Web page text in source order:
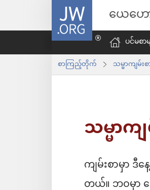
JW.ORG ယေဟေ
ပင်မစ
စာကြည့်တိုက် သမ္မာကျမ်း
သမ္မာက
ကျမ်းစာမှာ
တယ်။ ဘဝမှာ